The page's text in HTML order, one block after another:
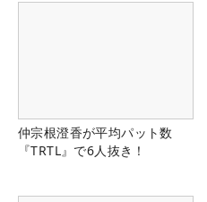
仲宗根澄香が平均パット数
『TRTL』で6人抜き！